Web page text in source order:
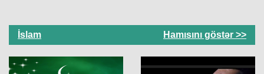
İslam Hamısını göstər >>